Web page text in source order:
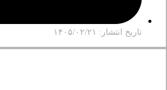
تاریخ انتشار: ۱۴۰۵/۰۲/۲۱